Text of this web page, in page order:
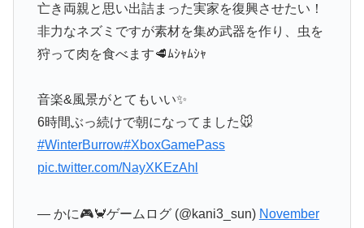
亡き両親と思い出詰まった実家を復興させたい！
非力なネズミですが素材を集め武器を作り、虫を
狩って肉を食べます🥩ﾑｼｬﾑｼｬ
音楽&風景がとてもいい✨
6時間ぶっ続けで朝になってました🐭
#WinterBurrow#XboxGamePass
pic.twitter.com/NayXKEzAhl
— かに🎮🦀ゲームログ (@kani3_sun) November